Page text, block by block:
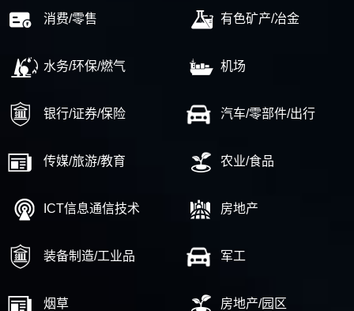
消费/零售 有色矿产/冶金
水务/环保/燃气 机场
银行/证券/保险 汽车/零部件/出行
传媒/旅游/教育 农业/食品
ICT信息通信技术 房地产
装备制造/工业品 军工
烟草 房地产/园区